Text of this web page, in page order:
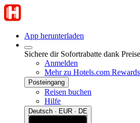
App herunterladen
Sichere dir Sofortrabatte dank
Anmelden
Mehr zu Hotels.com Rewards
Posteingang
Reisen buchen
Hilfe
Deutsch · EUR · DE